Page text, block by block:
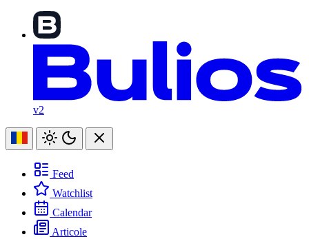
v2
Feed
Watchlist
Calendar
Articole